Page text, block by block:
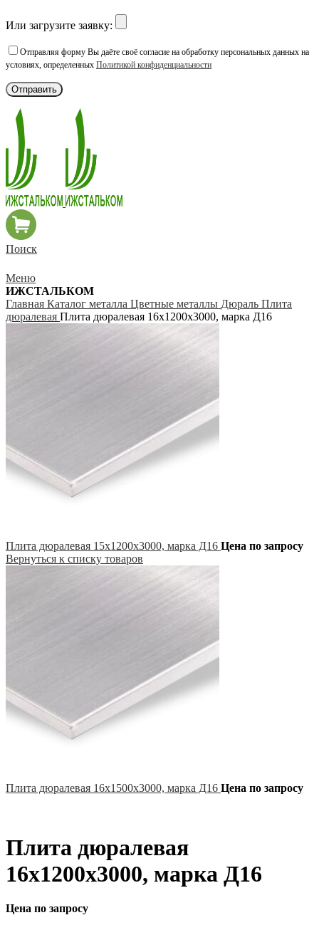
Или загрузите заявку:
Отправляя форму Вы даёте своё согласие на обработку персональных данных на
условиях, определенных Политикой конфиденциальности
Поиск
Меню
ИЖСТАЛЬКОМ
Главная Каталог металла Цветные металлы Дюраль Плита
дюралевая Плита дюралевая 16х1200х3000, марка Д16
Плита дюралевая 15х1200х3000, марка Д16 Цена по запросу
Вернуться к списку товаров
Плита дюралевая 16х1500х3000, марка Д16 Цена по запросу
Плита дюралевая
16х1200х3000, марка Д16
Цена по запросу